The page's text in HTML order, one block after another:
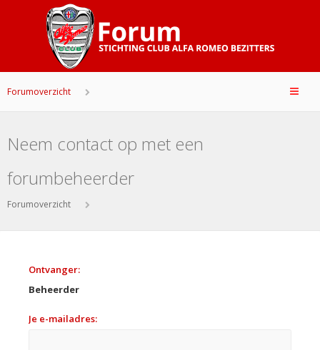
Forumoverzicht
Neem contact op met een
forumbeheerder
Forumoverzicht
Ontvanger:
Beheerder
Je e-mailadres: